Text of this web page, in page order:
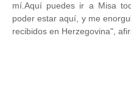
mí.Aquí puedes ir a Misa
poder estar aquí, y me
recibidos en Herzegovina",